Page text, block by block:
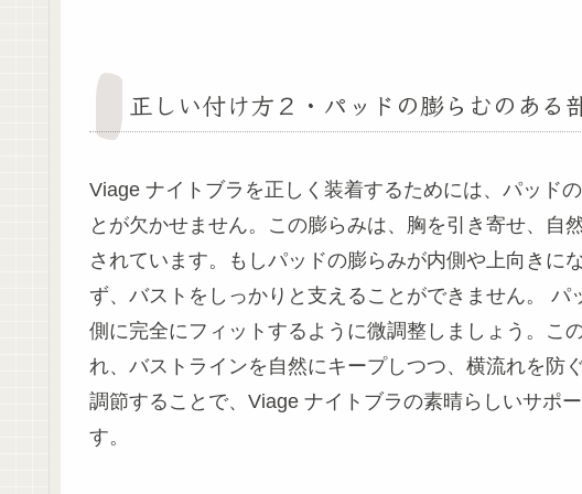
正しい付け方２・パッドの膨らむのある
Viage ナイトブラを正しく装着するためには、パッド
とが欠かせません。この膨らみは、胸を引き寄せ、自
されています。もしパッドの膨らみが内側や上向きに
ず、バストをしっかりと支えることができません。
側に完全にフィットするように微調整しましょう。こ
れ、バストラインを自然にキープしつつ、横流れを防
調節することで、Viage ナイトブラの素晴らしいサポ
す。